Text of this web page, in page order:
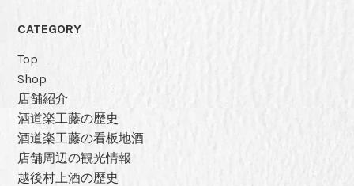
ゲ
ー
シ
ョ
CATEGORY
Top
Shop
店舗紹介
酒道楽工藤の歴史
酒道楽工藤の看板地酒
店舗周辺の観光情報
越後村上酒の歴史